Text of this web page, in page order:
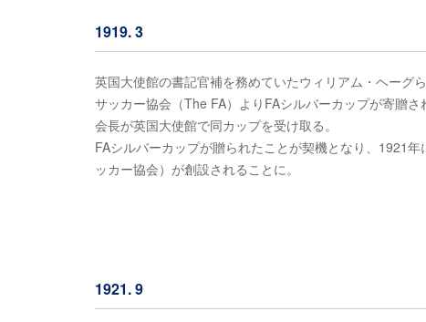
1919. 3
英国大使館の書記官補を務めていたウィリアム・ヘーグ
サッカー協会（The FA）よりFAシルバーカップが寄贈
会長が英国大使館で同カップを受け取る。
FAシルバーカップが贈られたことが契機となり、1921
ッカー協会）が創設されることに。
1921. 9